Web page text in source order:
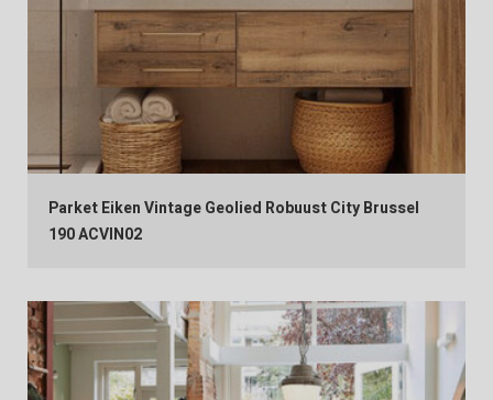
Parket Eiken Vintage Geolied Robuust City Brussel
190 ACVIN02